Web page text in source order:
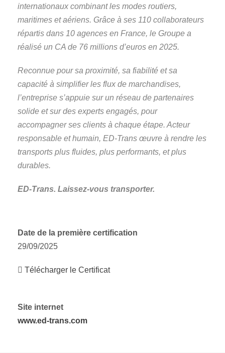
internationaux combinant les modes routiers,
maritimes et aériens. Grâce à ses 110 collaborateurs
répartis dans 10 agences en France, le Groupe a
réalisé un CA de 76 millions d’euros en 2025.
Reconnue pour sa proximité, sa fiabilité et sa
capacité à simplifier les flux de marchandises,
l’entreprise s’appuie sur un réseau de partenaires
solide et sur des experts engagés, pour
accompagner ses clients à chaque étape. Acteur
responsable et humain, ED-Trans œuvre à rendre les
transports plus fluides, plus performants, et plus
durables.
ED-Trans. Laissez-vous transporter.
Date de la première certification
29/09/2025
Télécharger le Certificat
Site internet
www.ed-trans.com